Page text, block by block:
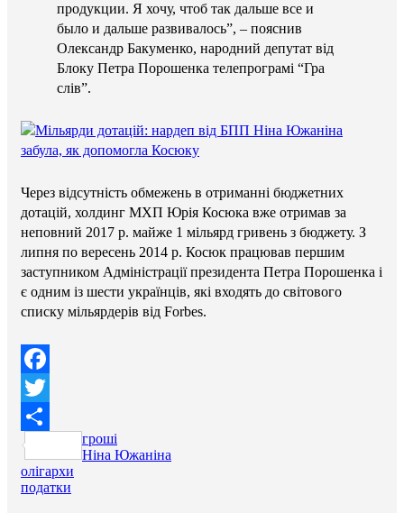
продукции. Я хочу, чтоб так дальше все и
было и дальше развивалось”, – пояснив
Олександр Бакуменко, народний депутат від
Блоку Петра Порошенка телепрограмі “Гра
слів”.
Через відсутність обмежень в отриманні бюджетних
дотацій, холдинг МХП Юрія Косюка вже отримав за
неповний 2017 р. майже 1 мільярд гривень з бюджету. З
липня по вересень 2014 р. Косюк працював першим
заступником Адміністрації президента Петра Порошенка і
є одним із шести українців, які входять до світового
списку мільярдерів від Forbes.
Facebook
Twitter
Поділитися
гроші
Ніна Южаніна
олігархи
податки